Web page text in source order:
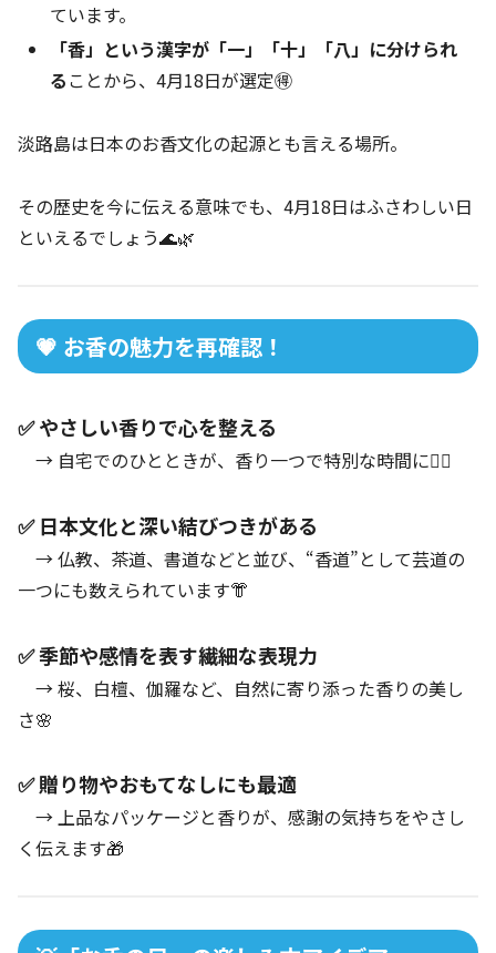
ています。
「香」という漢字が「一」「十」「八」に分けられ
る ことから、4月18日が選定🉐
淡路島は日本のお香文化の起源とも言える場所。
その歴史を今に伝える意味でも、4月18日はふさわしい日
といえるでしょう🌊🌿
💗 お香の魅力を再確認！
✅ やさしい香りで心を整える
→ 自宅でのひとときが、香り一つで特別な時間に🧘‍♂️
✅ 日本文化と深い結びつきがある
→ 仏教、茶道、書道などと並び、“香道”として芸道の
一つにも数えられています👘
✅ 季節や感情を表す繊細な表現力
→ 桜、白檀、伽羅など、自然に寄り添った香りの美し
さ🌸
✅ 贈り物やおもてなしにも最適
→ 上品なパッケージと香りが、感謝の気持ちをやさし
く伝えます🎁